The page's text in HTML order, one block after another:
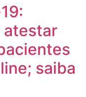
atestar
saiba